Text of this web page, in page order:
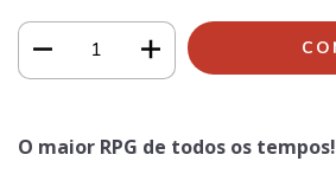
O maior RPG de todos os tempos!